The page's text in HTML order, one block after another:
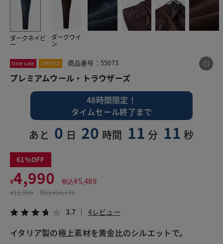
ダークネイビ
ー
ダークワイ
ン
time sale LIMITED 商品番号：55073
プレミアムウール・トラウザーズ
48時間限定！
タイムセール終了まで
あと 0 日 20 時間 11 分 10 秒
61
¥4,990 税込¥5,489
¥12,900 税込¥14,190
3.7 4レビュー
この商品をシェアする
プレミアムウール・トラウザーズ
¥4,990
税込¥5,489
3.7 4レビュー